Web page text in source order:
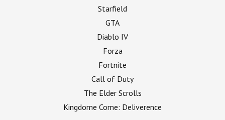
Starfield
GTA
Diablo IV
Forza
Fortnite
Call of Duty
The Elder Scrolls
Kingdome Come: Deliverence